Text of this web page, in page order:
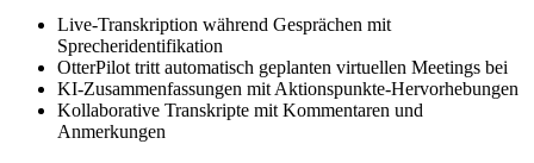
Live-Transkription während Gesprächen mit
Sprecheridentifikation
OtterPilot tritt automatisch geplanten virtuellen Meetings bei
KI-Zusammenfassungen mit Aktionspunkte-Hervorhebungen
Kollaborative Transkripte mit Kommentaren und
Anmerkungen